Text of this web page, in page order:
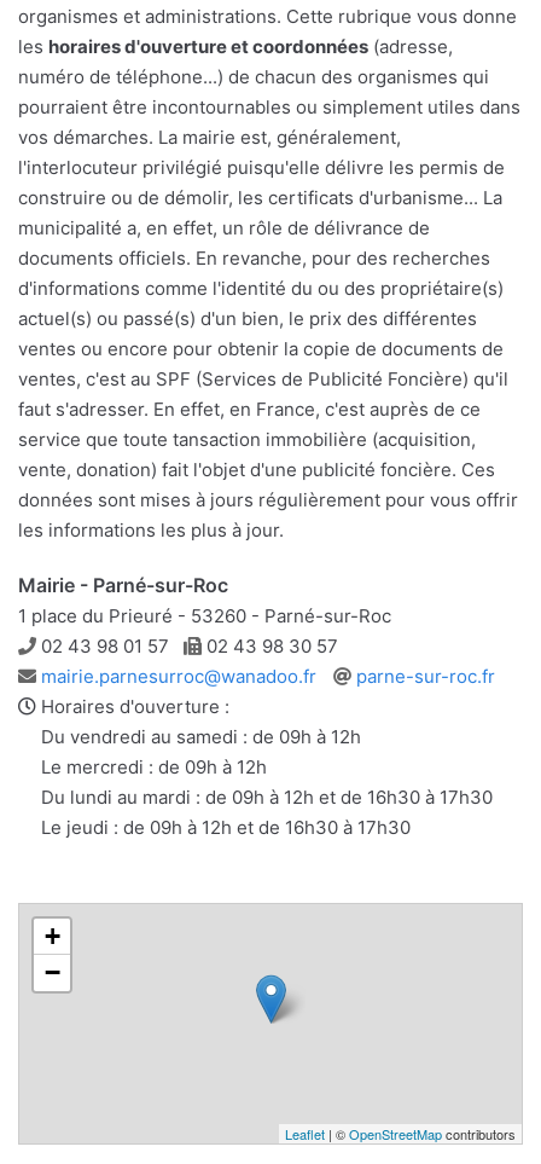
organismes et administrations. Cette rubrique vous donne
les horaires d'ouverture et coordonnées (adresse,
numéro de téléphone...) de chacun des organismes qui
pourraient être incontournables ou simplement utiles dans
vos démarches. La mairie est, généralement,
l'interlocuteur privilégié puisqu'elle délivre les permis de
construire ou de démolir, les certificats d'urbanisme... La
municipalité a, en effet, un rôle de délivrance de
documents officiels. En revanche, pour des recherches
d'informations comme l'identité du ou des propriétaire(s)
actuel(s) ou passé(s) d'un bien, le prix des différentes
ventes ou encore pour obtenir la copie de documents de
ventes, c'est au SPF (Services de Publicité Foncière) qu'il
faut s'adresser. En effet, en France, c'est auprès de ce
service que toute tansaction immobilière (acquisition,
vente, donation) fait l'objet d'une publicité foncière. Ces
données sont mises à jours régulièrement pour vous offrir
les informations les plus à jour.
Mairie - Parné-sur-Roc
1 place du Prieuré - 53260 - Parné-sur-Roc
Téléphone
02 43 98 01 57 Télécopie
02 43 98 30 57
Adresse
e-
mail
mairie.parnesurroc@wanadoo.fr
Site
parne-sur-roc.fr
Horaires d'ouverture :
Du vendredi au samedi : de 09h à 12h
Le mercredi : de 09h à 12h
Du lundi au mardi : de 09h à 12h et de 16h30 à 17h30
Le jeudi : de 09h à 12h et de 16h30 à 17h30
+
−
Leaflet | ©OpenStreetMapcontributors